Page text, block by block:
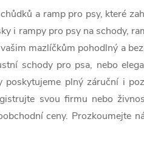
a ramp pro psy, které
i rampy pro psy na schody,
mazlíčkům pohodlný a
schody pro psa, nebo
plný záruční i
svou firmu nebo
ceny. Prozkoumejte